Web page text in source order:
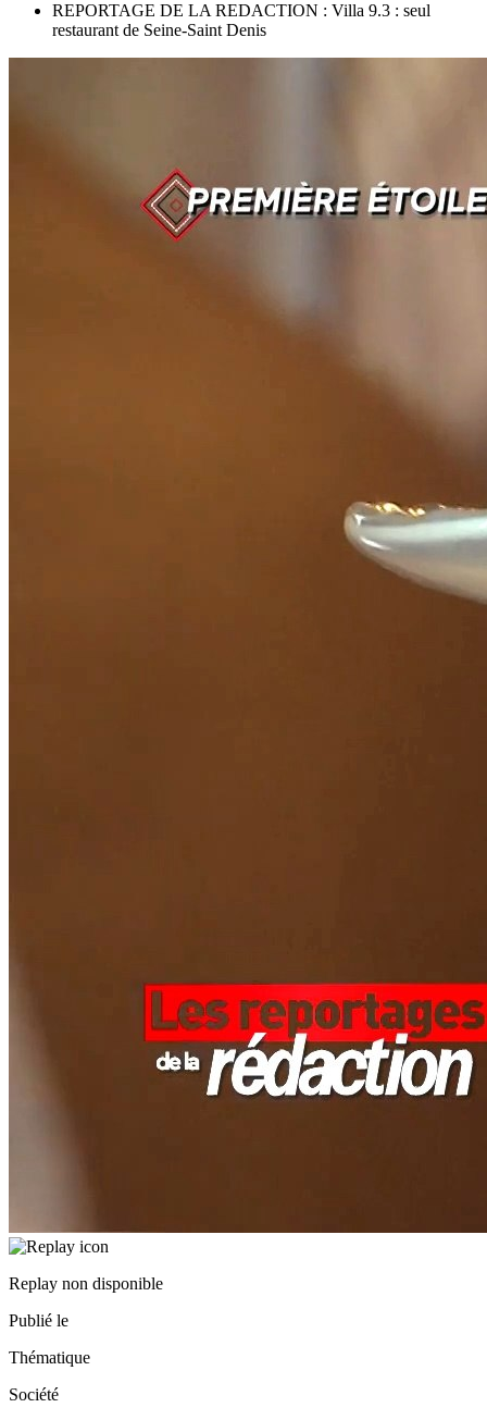
REPORTAGE DE LA REDACTION : Villa 9.3 : seul
restaurant de Seine-Saint Denis
Replay non disponible
Publié le
Thématique
Société